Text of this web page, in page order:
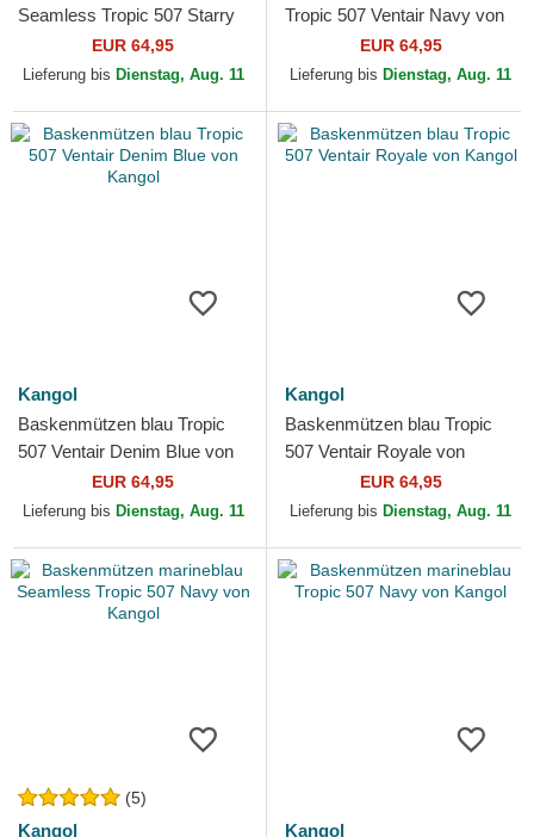
Seamless Tropic 507 Starry
Blue von Kangol
EUR 64,95
Lieferung bis Dienstag, Aug. 11
Tropic 507 Ventair Navy von
EUR 64,95
Lieferung bis Dienstag, Aug. 11
Kangol
Baskenmützen blau Tropic
507 Ventair Denim Blue von
EUR 64,95
Lieferung bis Dienstag, Aug. 11
Kangol
Baskenmützen blau Tropic
507 Ventair Royale von
EUR 64,95
Lieferung bis Dienstag, Aug. 11
(5)
Kangol Kangol